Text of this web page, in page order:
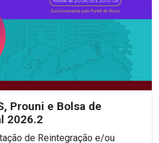
Prouni e Bolsa de
2026.2